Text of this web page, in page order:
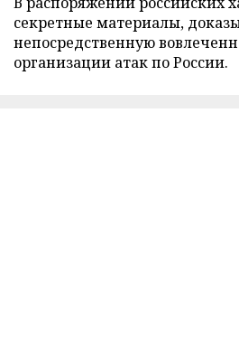
секретные материалы,
непосредственную
организации атак по России.